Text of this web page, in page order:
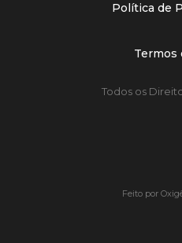
Política de
Termos
Todos os
Feito por